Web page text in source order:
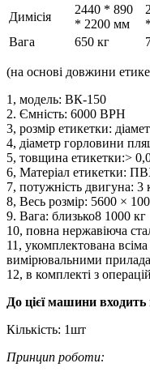
Димісія
2440 * 890
* 2200 мм
Вага
650 кг
(на основі довжини
1, модель: ВК-150
2. Ємність: 6000 BPH
3, розмір етикетки:
4, діаметр горловини
5, товщина етикетки:>
6, Матеріал етикетки:
7, потужність двигуна:
8, Весь розмір: 5600 ×
9. Вага: близько8 1000 кг
10, повна нержавіюча
11, укомплектована
вимірювальними
12, в комплекті з
До цієї машини
Кількість: 1шт
Принцип роботи: